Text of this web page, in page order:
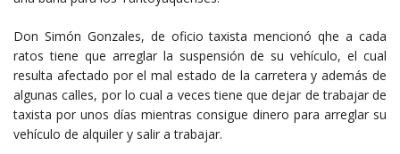
Don Simón Gonzales, de oficio taxista mencionó qhe a cada
ratos tiene que arreglar la suspensión de su vehículo, el cual
resulta afectado por el mal estado de la carretera y además de
algunas calles, por lo cual a veces tiene que dejar de trabajar de
taxista por unos días mientras consigue dinero para arreglar su
vehículo de alquiler y salir a trabajar.